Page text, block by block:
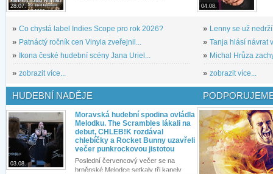
28.07.
» Co chystá label Indies Scope pro rok 2026?
» Patnáctý ročník cen Vinyla zveřejnil...
»
Ikona české hudební scény Jana Uriel...
» zobrazit více...
04.08.
» Lenny se už
» Tanja hlásí návrat
» Michal Hrůza
» zobrazit více...
HUDEBNÍ NADĚJE
03.08.
Moravská hudební spodina ovládla
Melodku. The Scrambles lákali na
debut, CHLEB!K rozdával
chlebíčky a Rocket Bunny uzavřeli
večer punkrockovou jistotou
Poslední červencový večer se na
brněnské Melodce setkaly tři kapely...